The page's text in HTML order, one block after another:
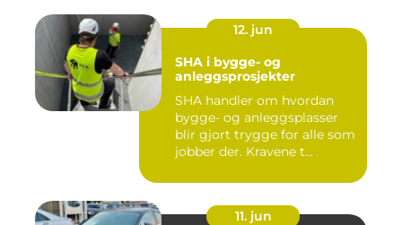
12. jun
SHA i bygge- og
anleggsprosjekter
SHA handler om hvordan
bygge- og anleggsplasser
blir gjort trygge for alle som
jobber der. Kravene t...
11. jun